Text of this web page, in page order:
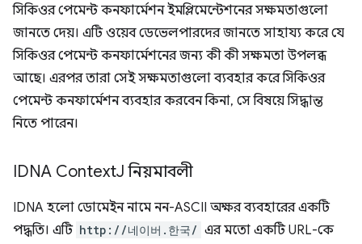
সিকিওর পেমেন্ট কনফার্মেশন ইমপ্লিমেন্টেশনের সক্ষমতাগুলো
জানতে দেয়। এটি ওয়েব ডেভেলপারদের জানতে সাহায্য করে যে
সিকিওর পেমেন্ট কনফার্মেশনের জন্য কী কী সক্ষমতা উপলব্ধ
আছে। এরপর তারা সেই সক্ষমতাগুলো ব্যবহার করে সিকিওর
পেমেন্ট কনফার্মেশন ব্যবহার করবেন কিনা, সে বিষয়ে সিদ্ধান্ত
নিতে পারেন।
IDNA ContextJ নিয়মাবলী
IDNA হলো ডোমেইন নামে নন-ASCII অক্ষর ব্যবহারের একটি
পদ্ধতি। এটি http://네이버.한국/ এর মতো একটি URL-কে